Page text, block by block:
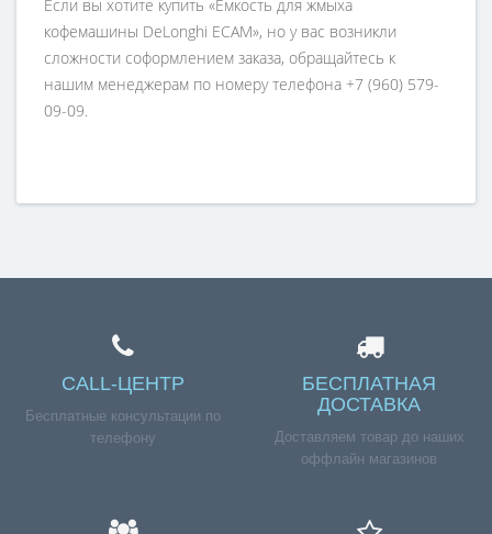
Если вы хотите купить «Емкость для жмыха
кофемашины DeLonghi ECAM», но у вас возникли
сложности соформлением заказа, обращайтесь к
нашим менеджерам по номеру телефона +7 (960) 579-
09-09.
CALL-ЦЕНТР
Бесплатные консультации по
телефону
БЕСПЛАТНАЯ
ДОСТАВКА
Доставляем товар до наших
оффлайн магазинов